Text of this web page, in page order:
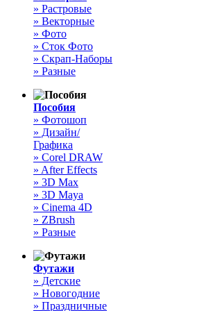
» Растровые
» Векторные
» Фото
» Сток Фото
» Скрап-Наборы
» Разные
Пособия
» Фотошоп
» Дизайн/
Графика
» Corel DRAW
» After Effects
» 3D Max
» 3D Maya
» Cinema 4D
» ZBrush
» Разные
Футажи
» Детские
» Новогодние
» Праздничные